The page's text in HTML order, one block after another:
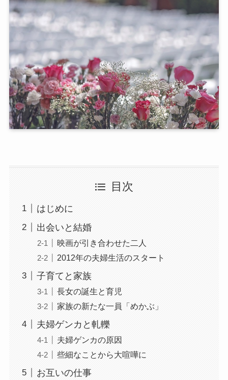
目次
はじめに
出会いと結婚
映画が引き合わせた二人
2012年の夫婦生活のスタート
子育てと家族
長女の誕生と育児
家族の新たな一員「めかぶ」
夫婦ゲンカと軋轢
夫婦ゲンカの原因
些細なことから大喧嘩に
お互いの仕事